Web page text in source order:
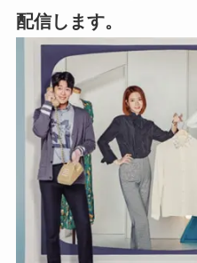
配信します。